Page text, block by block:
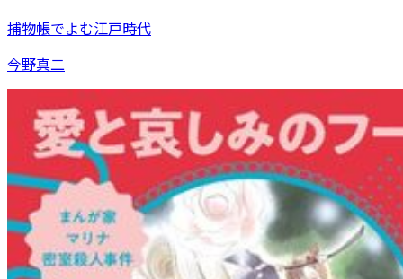
捕物帳でよむ江戸時代
今野真二